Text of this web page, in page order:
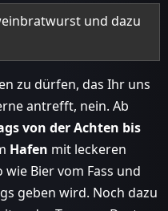
und dazu
zu dürfen, das Ihr uns
antrefft, nein. Ab
von der Achten bis
Hafen mit leckeren
Bier vom Fass und
geben wird. Noch dazu